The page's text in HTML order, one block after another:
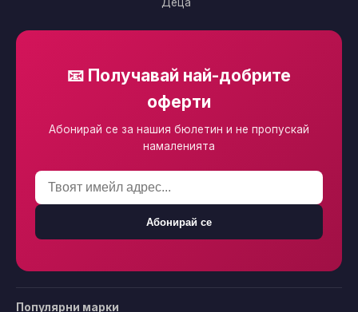
📧 Получавай най-добрите
оферти
Абонирай се за нашия бюлетин и не пропускай
намаленията
Абонирай се
Популярни марки